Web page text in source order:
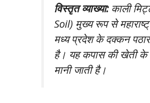
विस्तृत व्याख्या:काली
Soil) मुख्य रूप से
मध्य प्रदेश के दक्कन पठार
है। यह कपास की खेती के
मानी जाती है।